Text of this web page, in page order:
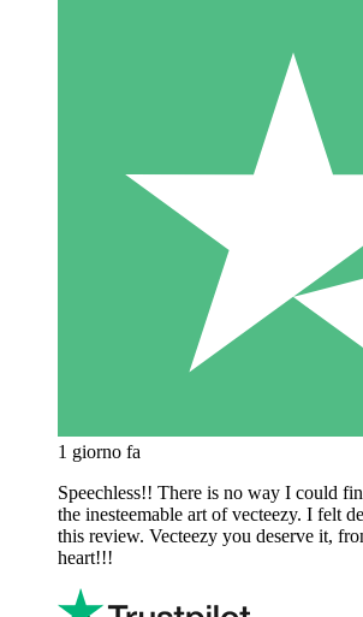
1 giorno fa
Speechless!! There is no way I could
the inesteemable art of vecteezy. I felt
this review. Vecteezy you deserve it,
heart!!!